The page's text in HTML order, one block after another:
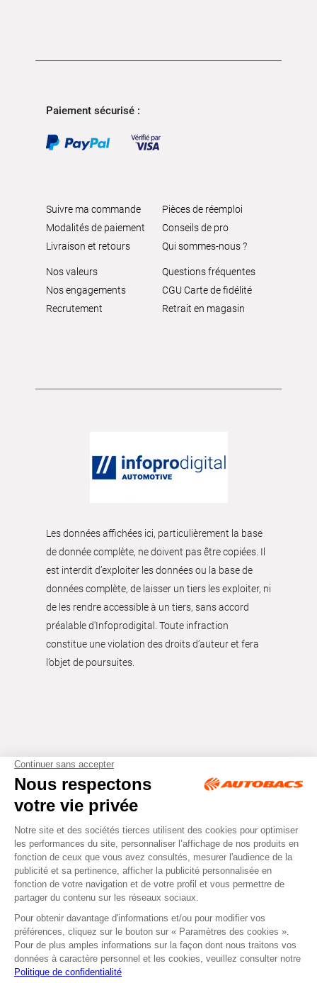
Paiement sécurisé :
Suivre ma commande
Modalités de paiement
Livraison et retours
Pièces de réemploi
Conseils de pro
Qui sommes-nous ?
Nos valeurs
Nos engagements
Recrutement
Questions fréquentes
CGU Carte de fidélité
Retrait en magasin
Les données affichées ici, particulièrement la base
de donnée complète, ne doivent pas être copiées. Il
est interdit d’exploiter les données ou la base de
données complète, de laisser un tiers les exploiter, ni
de les rendre accessible à un tiers, sans accord
préalable d'Infoprodigital. Toute infraction
constitue une violation des droits d’auteur et fera
l’objet de poursuites.
Tous droits réservés © Autobacs
Mentions légales RGPD
Cookies CGV
Facebook Instagram